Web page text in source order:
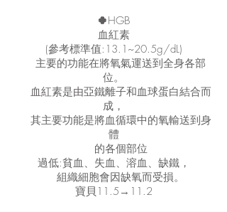
🍀HGB
血紅素
(參考標準值:13.1~20.5g/dL)
主要的功能在將氧氣運送到全身各部
位。
血紅素是由亞鐵離子和血球蛋白結合而
成，
其主要功能是將血循環中的氧輸送到身
體
的各個部位
過低:貧血、失血、溶血、缺鐵，
組織細胞會因缺氧而受損。
寶貝11.5→11.2